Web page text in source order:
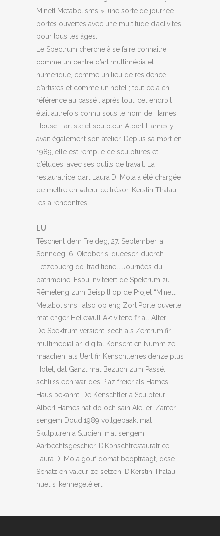
Minett Metabolisms », une sorte de journée
portes ouvertes avec une multitude d’activités
pour tous les âges.
Le Spectrum cherche à se faire connaître
comme un centre d’art multimédia et
numérique, comme un lieu de résidence
d’artistes et comme un hôtel ; tout cela en
référence au passé : après tout, cet endroit
était autrefois connu sous le nom de Hames
House. L’artiste et sculpteur Albert Hames y
avait également son atelier. Depuis sa mort en
1989, elle est remplie de sculptures et
d’études, avec ses outils de travail. La
restauratrice d’art Laura Di Mola a été chargée
de mettre en valeur ce trésor. Kerstin Thalau
les a rencontrés.
LU
Tëschent dem Freideg, 27. September, a
Sonndeg, 6. Oktober si queesch duerch
Lëtzebuerg déi traditionell Journées du
patrimoine. Esou invitéiert de Spektrum zu
Rëmeleng zum Beispill op de Projet “Minett
Metabolisms”, also op eng Zort Porte ouverte
mat enger Hellewull Aktivitéite fir all Alter.
De Spektrum versicht, sech als Zentrum fir
multimedial an digital Konscht en Numm ze
maachen, als Uert fir Kënschtlerresidenze plus
Hotel; dat Ganzt mat Bezuch zum Passé:
schliisslech war dës Plaz fréier als Hames-
Haus bekannt. De Kënschtler a Sculpteur
Albert Hames hat do och säin Atelier. Zanter
sengem Doud 1989 vollgepaakt mat
Skulpturen a Studien, mat sengem
Aarbechtsgeschier. D’Konschtrestauratrice
Laura Di Mola gouf domat beoptraagt, dëse
Schatz en valeur ze setzen. D’Kerstin Thalau
huet si kennegeléiert.